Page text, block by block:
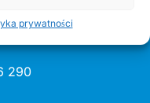
prywatności
7:30 - 15.30
290